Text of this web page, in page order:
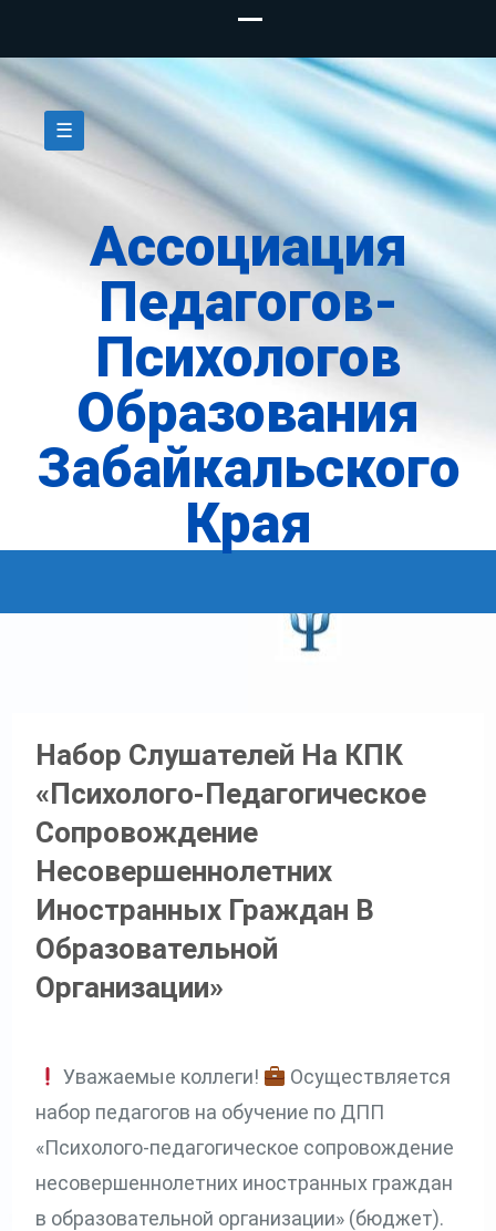
Skip
content
☰
Ассоциация
Педагогов-
Психологов
Образования
Забайкальского
Края
Набор Слушателей На КПК
«Психолого-Педагогическое
Сопровождение
Несовершеннолетних
Иностранных Граждан В
Образовательной
Организации»
Уважаемые коллеги!
Осуществляется
набор педагогов на обучение по ДПП
«Психолого-педагогическое сопровождение
несовершеннолетних иностранных граждан
в образовательной организации» (бюджет).